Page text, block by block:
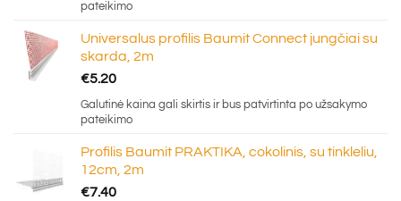
pateikimo
Universalus profilis Baumit Connect jungčiai su
skarda, 2m
€5.20
Galutinė kaina gali skirtis ir bus patvirtinta po užsakymo
pateikimo
Profilis Baumit PRAKTIKA, cokolinis, su tinkleliu,
12cm, 2m
€7.40